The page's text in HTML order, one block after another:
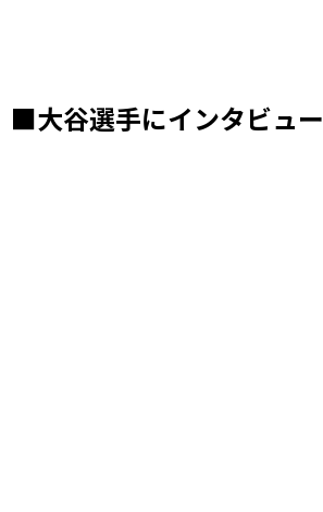
■大谷選手にインタビュー